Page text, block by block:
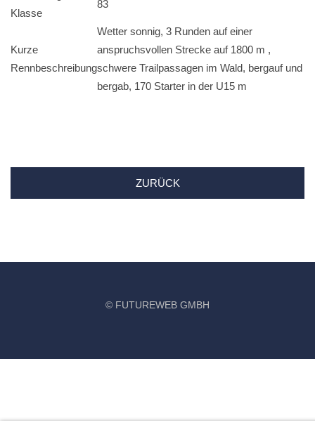
Klasse
83
Kurze
Rennbeschreibung
Wetter sonnig, 3 Runden auf einer
anspruchsvollen Strecke auf 1800 m ,
schwere Trailpassagen im Wald, bergauf und
bergab, 170 Starter in der U15 m
ZURÜCK
© FUTUREWEB GMBH